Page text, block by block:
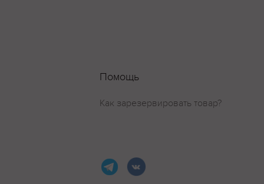
Помощь
Как зарезервировать товар?